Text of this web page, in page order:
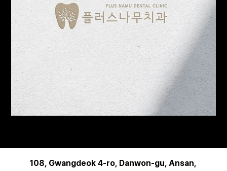
108, Gwangdeok 4-ro, Danwon-gu, Ansan,